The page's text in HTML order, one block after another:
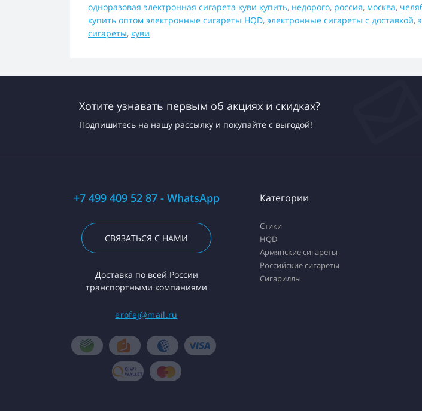
одноразовая электронная сигарета куви купить, недорого, россия, москва,
купить оптом электронные сигареты HQD, электронные сигареты с доставкой,
сигареты, куви
Хотите узнавать первым об акциях и скидках?
Подпишитесь на нашу рассылку и покупайте с выгодой!
+7 499 409 52 87 - WhatsApp
СВЯЗАТЬСЯ С НАМИ
Доставка по всей России
транспортными компаниями
erofej@mail.ru
Категории
Стики
HQD
Армянские сигареты
Российские сигареты
Сигариллы